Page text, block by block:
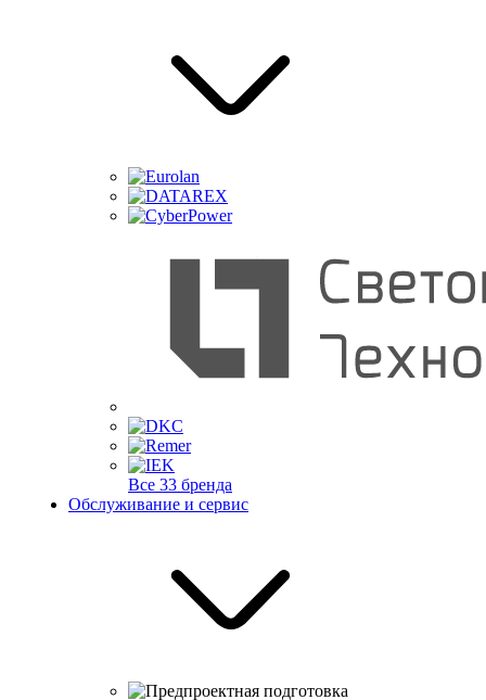
Все 33 бренда
Обслуживание и сервис